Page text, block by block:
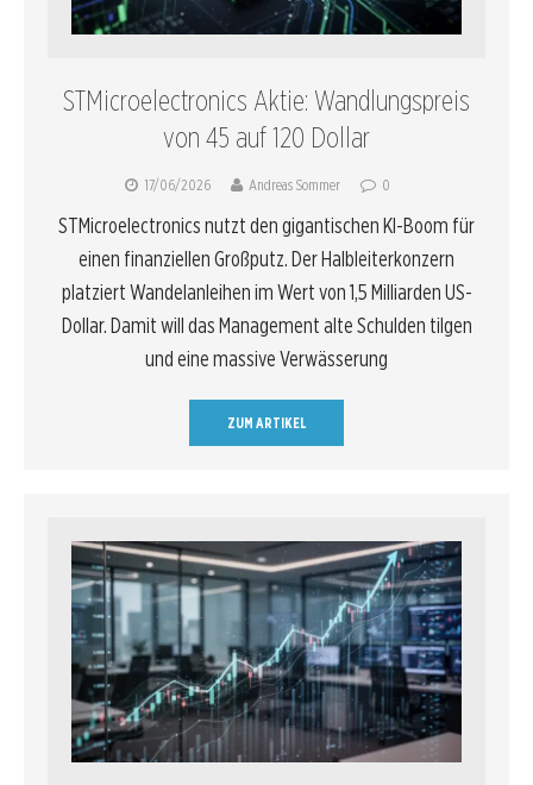
STMicroelectronics Aktie: Wandlungspreis
von 45 auf 120 Dollar
17/06/2026 Andreas Sommer 0
STMicroelectronics nutzt den gigantischen KI-Boom für
einen finanziellen Großputz. Der Halbleiterkonzern
platziert Wandelanleihen im Wert von 1,5 Milliarden US-
Dollar. Damit will das Management alte Schulden tilgen
und eine massive Verwässerung
ZUM ARTIKEL